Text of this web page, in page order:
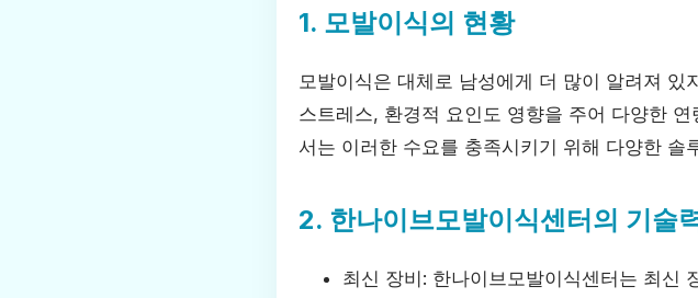
1. 모발이식의 현황
모발이식은 대체로 남성에게 더 많이 알려져
스트레스, 환경적 요인도 영향을 주어 다양한
서는 이러한 수요를 충족시키기 위해 다양한 솔
2. 한나이브모발이식센터의 기술
최신 장비: 한나이브모발이식센터는 최신